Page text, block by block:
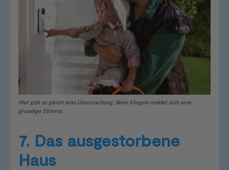
Hier gibt es gleich eine Überraschung: Beim Klingeln meldet sich eine
gruselige Stimme.
7. Das ausgestorbene
Haus